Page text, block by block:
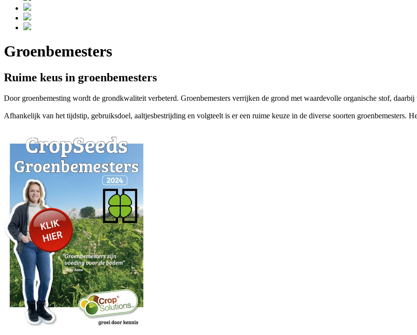
Groenbemesters
Ruime keus in groenbemesters
Door groenbemesting wordt de grondkwaliteit verbeterd. Groenbemesters verrijken de grond met waardevolle organische stof,
Afhankelijk van het tijdstip, gebruiksdoel, aaltjesbestrijding en volgteelt is er een ruime keuze in de diverse soorten groenbemesters.